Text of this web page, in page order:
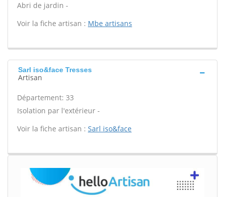
Abri de jardin -
Voir la fiche artisan : Mbe artisans
Sarl iso&face Tresses
Artisan
Département: 33
Isolation par l'extérieur -
Voir la fiche artisan : Sarl iso&face